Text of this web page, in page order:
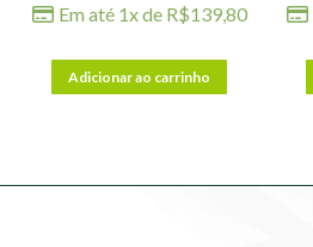
Em até 1x de R$139,80
Adicionar ao carrinho